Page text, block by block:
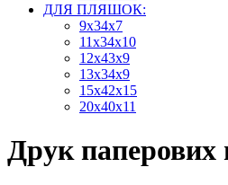
ДЛЯ ПЛЯШОК:
9х34х7
11х34х10
12х43х9
13х34х9
15х42х15
20х40х11
Друк паперових